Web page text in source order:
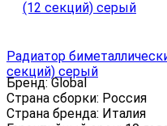
Радиатор
секций) серый
Бренд:Global
Страна сборки: Россия
Страна бренда: Италия